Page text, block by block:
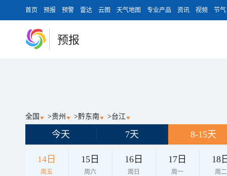
首页 预报 预警 雷达 云图 天气地图 专业产品 资讯 视频 节气
预报
全国 >贵州 >黔东南 >台江
今天 7天 8-15天
14日
周五
15日
周六
16日
周日
17日
周一
18
周二